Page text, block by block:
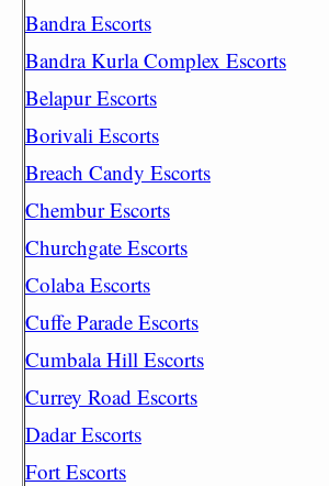
Bandra Escorts
Bandra Kurla Complex Escorts
Belapur Escorts
Borivali Escorts
Breach Candy Escorts
Chembur Escorts
Churchgate Escorts
Colaba Escorts
Cuffe Parade Escorts
Cumbala Hill Escorts
Currey Road Escorts
Dadar Escorts
Fort Escorts